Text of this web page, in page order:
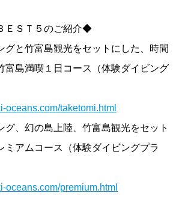
ＥＳＴ５のご紹介◆
と竹富島観光をセットにした、時間
富島満喫１日コース（体験ダイビング
oceans.com/taketomi.html
、幻の島上陸、竹富島観光をセット
ミアムコース（体験ダイビングプラ
oceans.com/premium.html